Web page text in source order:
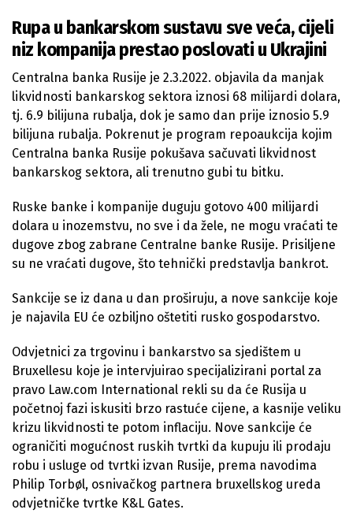
Rupa u bankarskom sustavu sve veća, cijeli
niz kompanija prestao poslovati u Ukrajini
Centralna banka Rusije je 2.3.2022. objavila da manjak
likvidnosti bankarskog sektora iznosi 68 milijardi dolara,
tj. 6.9 bilijuna rubalja, dok je samo dan prije iznosio 5.9
bilijuna rubalja. Pokrenut je program repoaukcija kojim
Centralna banka Rusije pokušava sačuvati likvidnost
bankarskog sektora, ali trenutno gubi tu bitku.
Ruske banke i kompanije duguju gotovo 400 milijardi
dolara u inozemstvu, no sve i da žele, ne mogu vraćati te
dugove zbog zabrane Centralne banke Rusije. Prisiljene
su ne vraćati dugove, što tehnički predstavlja bankrot.
Sankcije se iz dana u dan proširuju, a nove sankcije koje
je najavila EU će ozbiljno oštetiti rusko gospodarstvo.
Odvjetnici za trgovinu i bankarstvo sa sjedištem u
Bruxellesu koje je intervjuirao specijalizirani portal za
pravo Law.com International rekli su da će Rusija u
početnoj fazi iskusiti brzo rastuće cijene, a kasnije veliku
krizu likvidnosti te potom inflaciju. Nove sankcije će
ograničiti mogućnost ruskih tvrtki da kupuju ili prodaju
robu i usluge od tvrtki izvan Rusije, prema navodima
Philip Torbøl, osnivačkog partnera bruxellskog ureda
odvjetničke tvrtke K&L Gates.